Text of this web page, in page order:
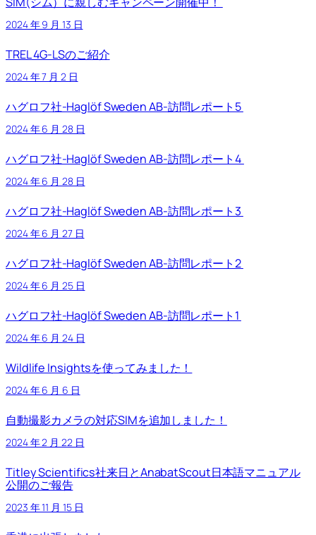
2024 年 9 月 13 日
TREL 4G-LSのご紹介
2024 年 7 月 2 日
ハグロフ社-Haglöf Sweden AB-訪問レポート5
2024 年 6 月 28 日
ハグロフ社-Haglöf Sweden AB-訪問レポート4
2024 年 6 月 28 日
ハグロフ社-Haglöf Sweden AB-訪問レポート3
2024 年 6 月 27 日
ハグロフ社-Haglöf Sweden AB-訪問レポート2
2024 年 6 月 25 日
ハグロフ社-Haglöf Sweden AB-訪問レポート1
2024 年 6 月 24 日
Wildlife Insightsを使ってみました！
2024 年 6 月 6 日
自動撮影カメラの対応SIMを追加しました！
2024 年 2 月 22 日
Titley Scientifics社来日とAnabatScout日本語マニュアル
公開のご報告
2023 年 11 月 15 日